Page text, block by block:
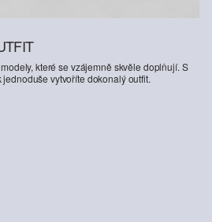
které se vzájemně skvěle doplňují. S
vytvoříte dokonalý outfit.